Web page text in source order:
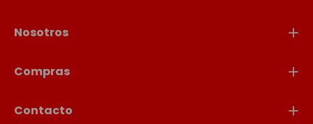
Nosotros
Compras
Contacto